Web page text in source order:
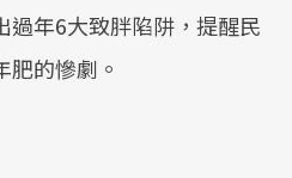
過年6大致胖陷阱，提醒民
的慘劇。